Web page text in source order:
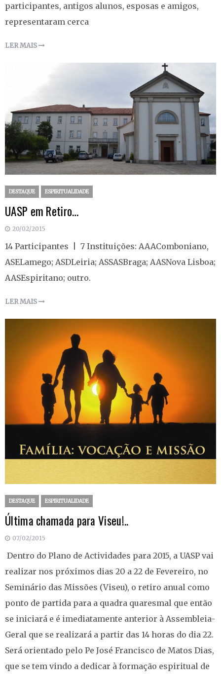
participantes, antigos alunos, esposas e amigos,
representaram cerca
LER MAIS
DESTAQUE ESPIRITUALIDADE
UASP em Retiro…
20/02/2015
14 Participantes | 7 Instituições: AAAComboniano,
ASELamego; ASDLeiria; ASSASBraga; AASNova Lisboa;
AASEspiritano; outro.
LER MAIS
DESTAQUE ESPIRITUALIDADE
Última chamada para Viseu!..
07/02/2015
​ Dentro do Plano de Actividades para 2015, a UASP vai
realizar nos próximos dias 20 a 22 de Fevereiro, no
Seminário das Missões (Viseu), o retiro anual como
ponto de partida para a quadra quaresmal que então
se iniciará e é imediatamente anterior à Assembleia-
Geral que se realizará a partir das 14 horas do dia 22.
Será orientado pelo Pe ​José ​Francisco de Matos Dias,
que se tem vindo a dedicar à formação espiritual de